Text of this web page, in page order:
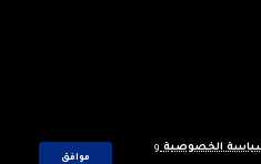
الخصوصية و
موافق
الألباب المغربية. تم تصميمه وتطويره